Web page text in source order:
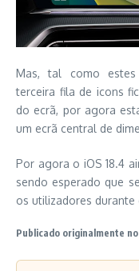
Mas, tal como estes
terceira fila de icons
do ecrã, por agora
um ecrã central de
Por agora o iOS 18.4
sendo esperado que
os utilizadores durante
Publicado originalmente no